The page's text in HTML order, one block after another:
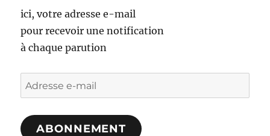
ici, votre adresse e-mail
pour recevoir une notification
à chaque parution
Adresse
e-
mail
ABONNEMENT